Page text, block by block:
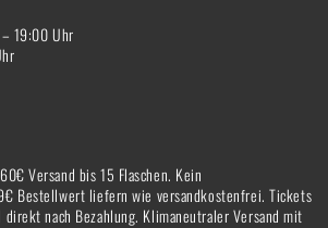
19:00 Uhr
Versand bis 15 Flaschen. Kein
Bestellwert liefern wie versandkostenfrei. Tickets
nach Bezahlung. Klimaneutraler Versand mit